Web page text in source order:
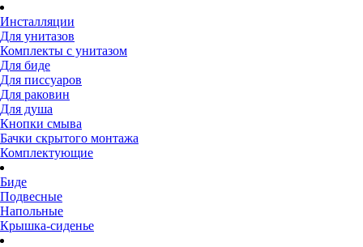
Инсталляции
Для унитазов
Комплекты с унитазом
Для биде
Для писсуаров
Для раковин
Для душа
Кнопки смыва
Бачки скрытого монтажа
Комплектующие
Биде
Подвесные
Напольные
Крышка-сиденье